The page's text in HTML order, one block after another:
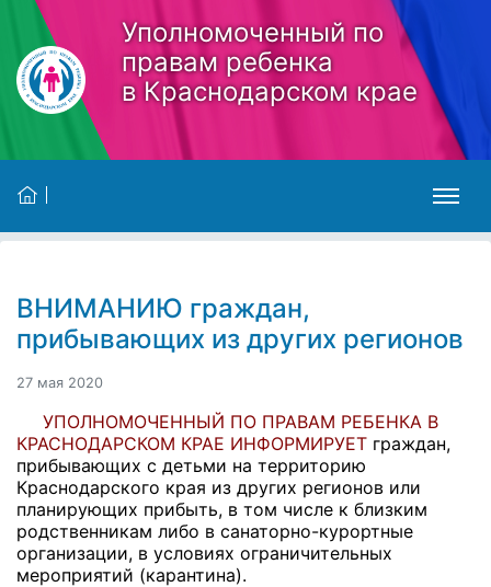
Skip to main content
Уполномоченный по
правам ребенка
в Краснодарском крае
ВНИМАНИЮ граждан,
прибывающих из других регионов
27 мая 2020
УПОЛНОМОЧЕННЫЙ ПО ПРАВАМ РЕБЕНКА В
КРАСНОДАРСКОМ КРАЕ ИНФОРМИРУЕТ граждан,
прибывающих с детьми на территорию
Краснодарского края из других регионов или
планирующих прибыть, в том числе к близким
родственникам либо в санаторно-курортные
организации, в условиях ограничительных
мероприятий (карантина).